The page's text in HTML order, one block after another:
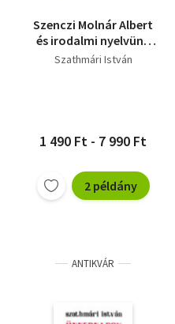
Szenczi Molnár Albert
és irodalmi nyelvünk
(Dedikált)
Szathmári István
1 490 Ft - 7 990 Ft
2 példány
ANTIKVÁR